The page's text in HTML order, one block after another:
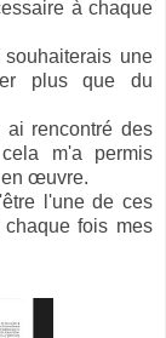
à chaque
une
plus que du
rencontré des
m'a permis
en œuvre.
l'une de ces
fois mes